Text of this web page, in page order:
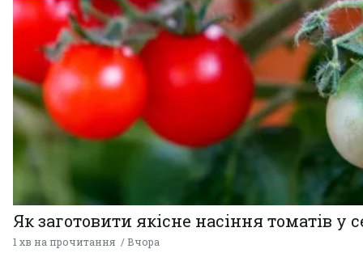
Як заготовити якісне насіння томатів у
1 хв на прочитання Вчора